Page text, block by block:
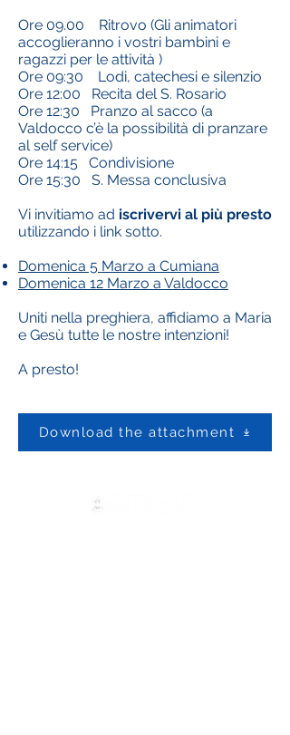
Ore 09.00 Ritrovo (Gli animatori
accoglieranno i vostri bambini e
ragazzi per le attività )
Ore 09:30 Lodi, catechesi e silenzio
Ore 12:00 Recita del S. Rosario
Ore 12:30 Pranzo al sacco (a
Valdocco c’è la possibilità di pranzare
al self service)
Ore 14:15 Condivisione
Ore 15:30 S. Messa conclusiva
Vi invitiamo ad iscrivervi al più presto
utilizzando i link sotto.
Domenica 5 Marzo a Cumiana
Domenica 12 Marzo a Valdocco
Uniti nella preghiera, affidiamo a Maria
e Gesù tutte le nostre intenzioni!
A presto!
Download the attachment